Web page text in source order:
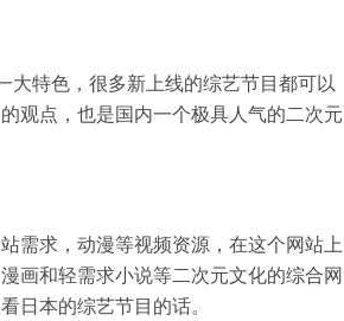
大特色，很多新上线的综艺节目都可以
观点，也是国内一个极具人气的二次元
需求，动漫等视频资源，在这个网站上
画和轻需求小说等二次元文化的综合网
日本的综艺节目的话。